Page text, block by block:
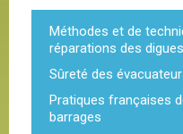
Méthodes et de
réparations des
Sûreté des
Pratiques françaises
barrages